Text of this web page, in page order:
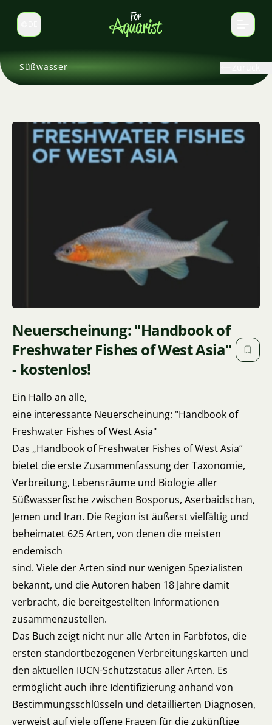
Sprache wechseln
Süßwasser
Neuerscheinung: "Handbook of
Freshwater Fishes of West Asia"
- kostenlos!
Ein Hallo an alle,
eine interessante Neuerscheinung: "Handbook of
Freshwater Fishes of West Asia"
Das „Handbook of Freshwater Fishes of West Asia“
bietet die erste Zusammenfassung der Taxonomie,
Verbreitung, Lebensräume und Biologie aller
Süßwasserfische zwischen Bosporus, Aserbaidschan,
Jemen und Iran. Die Region ist äußerst vielfältig und
beheimatet 625 Arten, von denen die meisten
endemisch
sind. Viele der Arten sind nur wenigen Spezialisten
bekannt, und die Autoren haben 18 Jahre damit
verbracht, die bereitgestellten Informationen
zusammenzustellen.
Das Buch zeigt nicht nur alle Arten in Farbfotos, die
ersten standortbezogenen Verbreitungskarten und
den aktuellen IUCN-Schutzstatus aller Arten. Es
ermöglicht auch ihre Identifizierung anhand von
Bestimmungsschlüsseln und detaillierten Diagnosen,
verweist auf viele offene Fragen für die zukünftige